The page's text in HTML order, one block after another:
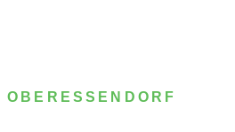
OBERESSENDORF